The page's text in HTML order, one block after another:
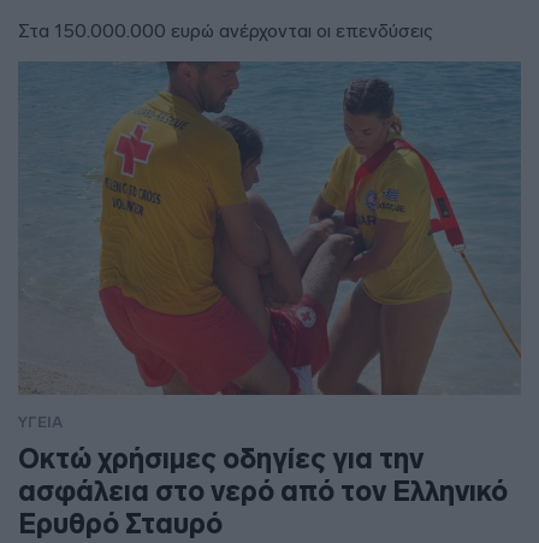
Στα 150.000.000 ευρώ ανέρχονται οι επενδύσεις
ΥΓΕΙΑ
Οκτώ χρήσιμες οδηγίες για την
ασφάλεια στο νερό από τον Ελληνικό
Ερυθρό Σταυρό